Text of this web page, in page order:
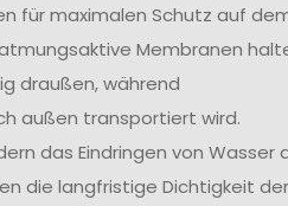
für maximalen Schutz auf
Membranen
draußen, während
außen transportiert wird.
das Eindringen von Wasser
die langfristige Dichtigkeit der